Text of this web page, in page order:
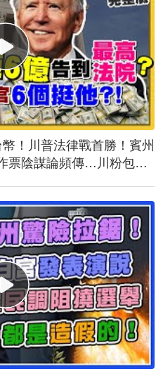
！川普法律戰首勝！賓州
票陰謀論頻傳…川粉包圍